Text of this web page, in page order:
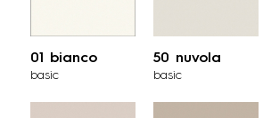
01 bianco
basic
50 nuvola
basic